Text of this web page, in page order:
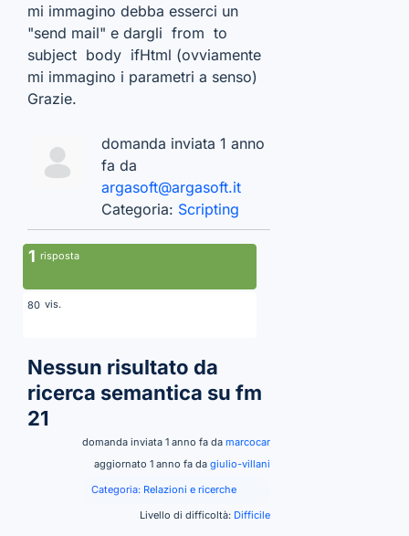
mi immagino debba esserci un
"send mail" e dargli from to
subject body ifHtml (ovviamente
mi immagino i parametri a senso)
Grazie.
domanda inviata 1 anno
fa da
argasoft@argasoft.it
Categoria: Scripting
1 risposta
80 vis.
Nessun risultato da
ricerca semantica su fm
21
domanda inviata 1 anno fa da marcocar
aggiornato 1 anno fa da giulio-villani
Categoria: Relazioni e ricerche
Livello di difficoltà: Difficile